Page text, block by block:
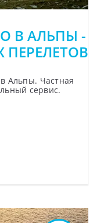
В АЛЬПЫ -
Альпы. Частная
сервис.